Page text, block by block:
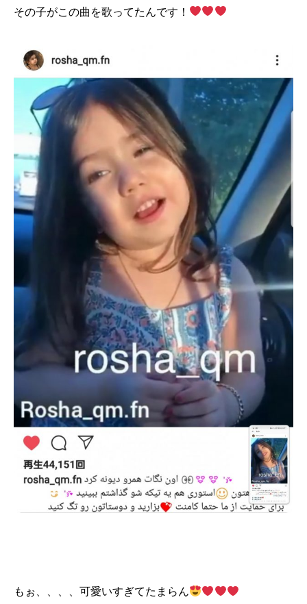
その子がこの曲を歌ってたんです！
もぉ、、、、可愛いすぎてたまらん